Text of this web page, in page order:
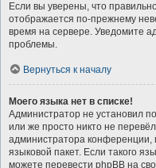
Если вы уверены, что
отображается по-прежнему
время на сервере. Уведомите
проблемы.
Вернуться к началу
Моего языка нет в списке!
Администратор не установил
или же просто никто не
администратора конференции,
языковой пакет. Если такого
можете перевести phpBB на